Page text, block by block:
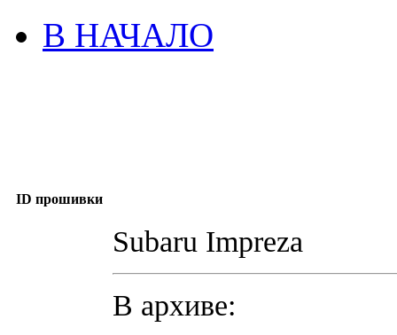
В НАЧАЛО
ID прошивки
Subaru Impreza
В архиве: